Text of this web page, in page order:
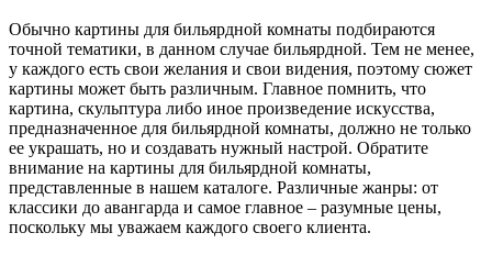
Обычно картины для бильярдной комнаты подбираются
точной тематики, в данном случае бильярдной. Тем не менее,
у каждого есть свои желания и свои видения, поэтому сюжет
картины может быть различным. Главное помнить, что
картина, скульптура либо иное произведение искусства,
предназначенное для бильярдной комнаты, должно не только
ее украшать, но и создавать нужный настрой. Обратите
внимание на картины для бильярдной комнаты,
представленные в нашем каталоге. Различные жанры: от
классики до авангарда и самое главное – разумные цены,
поскольку мы уважаем каждого своего клиента.